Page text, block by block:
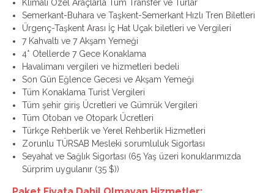
Klimalı Özel Araçlarla Tüm Transfer ve Turlar
Semerkant-Buhara ve Taşkent-Semerkant Hızlı Tren Biletleri
Ürgenç-Taşkent Arası İç Hat Uçak biletleri ve Vergileri
7 Kahvaltı ve 7 Akşam Yemeği
4* Otellerde 7 Gece Konaklama
Havalimanı vergileri ve hizmetleri bedeli
Son Gün Eğlence Gecesi ve Akşam Yemeği
Tüm Konaklama Turist Vergileri
Tüm şehir giriş Ücretleri ve Gümrük Vergileri
Tüm Otoban ve Otopark Ücretleri
Türkçe Rehberlik ve Yerel Rehberlik Hizmetleri
Zorunlu TÜRSAB Mesleki sorumluluk Sigortası
Seyahat ve Sağlık Sigortası (65 Yaş üzeri konuklarımızda
Sürprim uygulanır (35 $))